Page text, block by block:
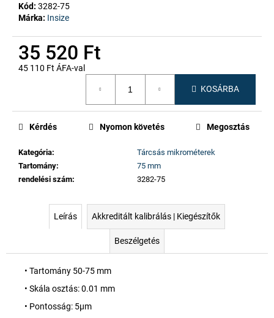
Kód: 3282-75
Márka: Insize
35 520 Ft
45 110 Ft ÁFA-val
KOSÁRBA
Kategória:
Tárcsás mikrométerek
Tartomány:
75 mm
rendelési szám: 3282-75
Kérdés Nyomon követés Megosztás
Leírás Akkreditált kalibrálás | Kiegészítők
Beszélgetés
• Tartomány 50-75 mm
• Skála osztás: 0.01 mm
• Pontosság: 5µm